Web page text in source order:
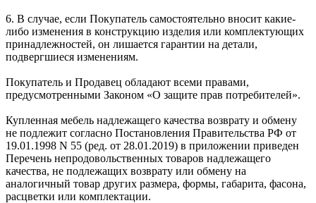
6. В случае, если Покупатель самостоятельно вносит какие-
либо изменения в конструкцию изделия или комплектующих
принадлежностей, он лишается гарантии на детали,
подвергшиеся изменениям.
Покупатель и Продавец обладают всеми правами,
предусмотренными Законом «О защите прав потребителей».
Купленная мебель надлежащего качества возврату и обмену
не подлежит согласно Постановления Правительства РФ от
19.01.1998 N 55 (ред. от 28.01.2019) в приложении приведен
Перечень непродовольственных товаров надлежащего
качества, не подлежащих возврату или обмену на
аналогичный товар других размера, формы, габарита, фасона,
расцветки или комплектации.